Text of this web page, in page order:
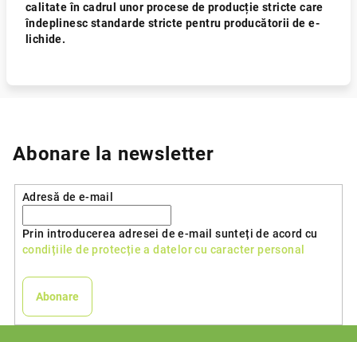
calitate în cadrul unor procese de producție stricte care
îndeplinesc standarde stricte pentru producătorii de e-
lichide.
Abonare la newsletter
Adresă de e-mail
Prin introducerea adresei de e-mail sunteți de acord cu
condițiile de protecție a datelor cu caracter personal
Abonare